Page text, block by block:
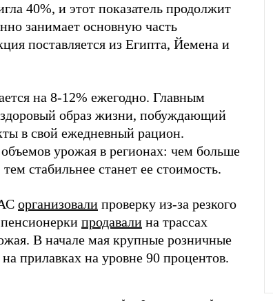
40%, и этот показатель продолжит
занимает основную часть
поставляется из Египта, Йемена и
на 8-12% ежегодно. Главным
здоровый образ жизни, побуждающий
в свой ежедневный рацион.
урожая в регионах: чем больше
стабильнее станет ее стоимость.
организовали проверку из-за резкого
продавали на трассах
В начале мая крупные розничные
прилавках на уровне 90 процентов.